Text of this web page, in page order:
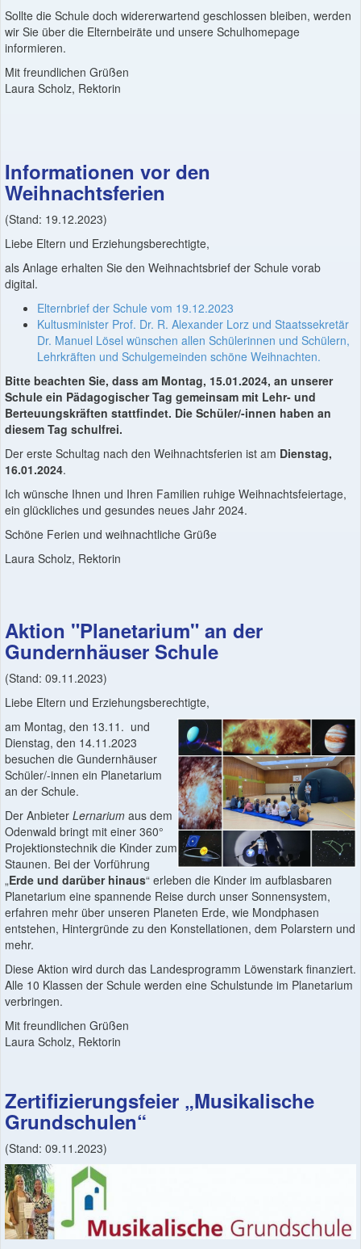
Sollte die Schule doch widererwartend geschlossen bleiben, werden
wir Sie über die Elternbeiräte und unsere Schulhomepage
informieren.
Mit freundlichen Grüßen
Laura Scholz, Rektorin
Informationen vor den
Weihnachtsferien
(Stand: 19.12.2023)
Liebe Eltern und Erziehungsberechtigte,
als Anlage erhalten Sie den Weihnachtsbrief der Schule vorab
digital.
Elternbrief der Schule vom 19.12.2023
Kultusminister Prof. Dr. R. Alexander Lorz und Staatssekretär
Dr. Manuel Lösel wünschen allen Schülerinnen und Schülern,
Lehrkräften und Schulgemeinden schöne Weihnachten.
Bitte beachten Sie, dass am Montag, 15.01.2024, an unserer
Schule ein Pädagogischer Tag gemeinsam mit Lehr- und
Berteuungskräften stattfindet. Die Schüler/-innen haben an
diesem Tag schulfrei.
Der erste Schultag nach den Weihnachtsferien ist am Dienstag,
16.01.2024.
Ich wünsche Ihnen und Ihren Familien ruhige Weihnachtsfeiertage,
ein glückliches und gesundes neues Jahr 2024.
Schöne Ferien und weihnachtliche Grüße
Laura Scholz, Rektorin
Aktion "Planetarium" an der
Gundernhäuser Schule
(Stand: 09.11.2023)
Liebe Eltern und Erziehungsberechtigte,
am Montag, den 13.11. und
Dienstag, den 14.11.2023
besuchen die Gundernhäuser
Schüler/-innen ein Planetarium
an der Schule.
Der Anbieter Lernarium aus dem
Odenwald bringt mit einer 360°
Projektionstechnik die Kinder zum
Staunen. Bei der Vorführung
„Erde und darüber hinaus“ erleben die Kinder im aufblasbaren
Planetarium eine spannende Reise durch unser Sonnensystem,
erfahren mehr über unseren Planeten Erde, wie Mondphasen
entstehen, Hintergründe zu den Konstellationen, dem Polarstern und
mehr.
Diese Aktion wird durch das Landesprogramm Löwenstark finanziert.
Alle 10 Klassen der Schule werden eine Schulstunde im Planetarium
verbringen.
Mit freundlichen Grüßen
Laura Scholz, Rektorin
Zertifizierungsfeier „Musikalische
Grundschulen“
(Stand: 09.11.2023)